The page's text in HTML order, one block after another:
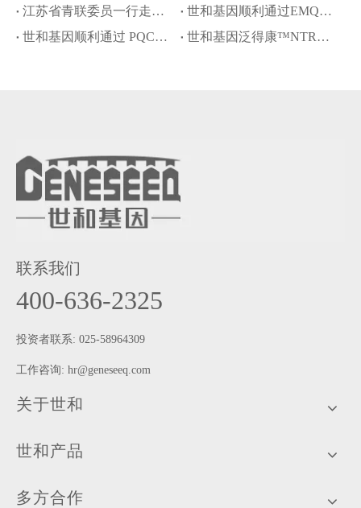
江苏省青联委员一行走访世和基因
世和基因顺利通过EMQN四项室间质评
世和基因顺利通过 PQCC 胃癌 Claudin 18.2 免疫组化判读能力验证
世和基因泛得康™NTRK试剂盒再获批瑞普替尼伴随诊断
联系我们
400-636-2325
投资者联系: 025-58964309
工作咨询: hr@geneseeq.com
关于世和
世和产品
多方合作